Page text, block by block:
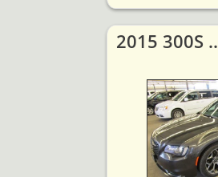
2015 300S ..